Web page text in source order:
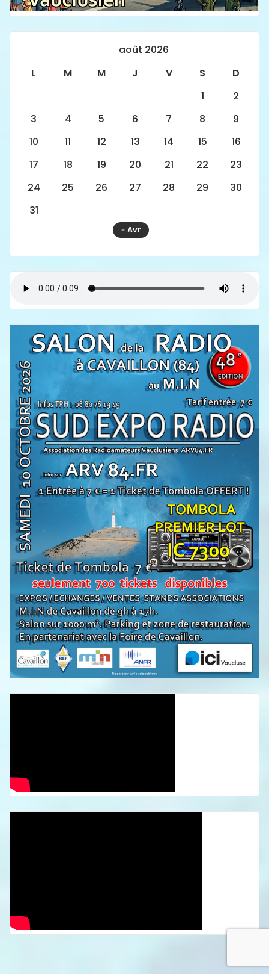
août 2026
L
M M J V S
D
1
2
3
4 5 6 7 8
9
10
11 12 13 14 15
16
17
18 19 20 21 22
23
24
25 26 27 28 29
30
31
« Avr